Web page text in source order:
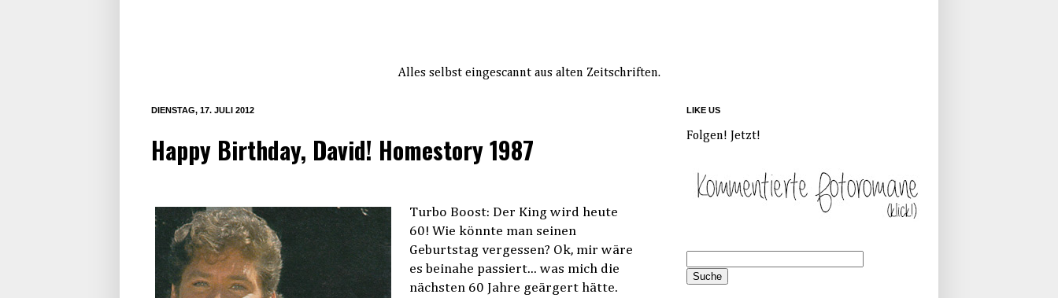
Alles selbst eingescannt aus alten Zeitschriften.
DIENSTAG, 17. JULI 2012
Happy Birthday, David! Homestory 1987
Turbo Boost: Der King wird heute
60! Wie könnte man seinen
Geburtstag vergessen? Ok, mir wäre
es beinahe passiert... was mich die
nächsten 60 Jahre geärgert hätte.
LIKE US
Folgen! Jetzt!